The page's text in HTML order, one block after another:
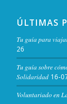
ÚLTIMAS
Tu guía para
26
Tu guía sobre
Solidaridad 16-
Voluntariado en